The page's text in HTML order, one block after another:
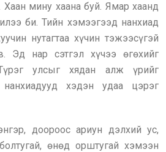
Хаан мину хаана буй. Ямар хаанд
би. Тийн хэмээгээд нанхиад
нутагтаа хүчин тэжээсүгэй
Эд нар сэтгэл хүчээ өгөхийг
улсыг хядан алж үрийг
хэдэн удаа цэрэг
доороос ариун дэлхий ус,
өнөд орштугай хэмээн